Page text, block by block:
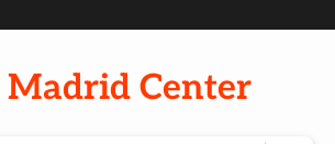
Madrid Center